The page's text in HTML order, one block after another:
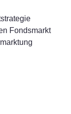
Fondsmarkt